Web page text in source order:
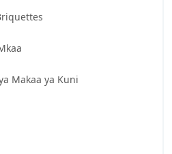
Makaa ya Kuni